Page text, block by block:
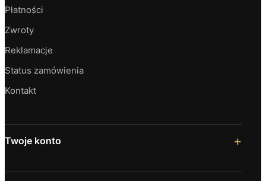
Płatności
Zwroty
Reklamacje
Status zamówienia
Kontakt
Twoje konto